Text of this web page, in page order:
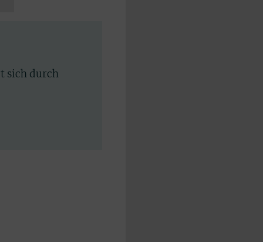
sich durch